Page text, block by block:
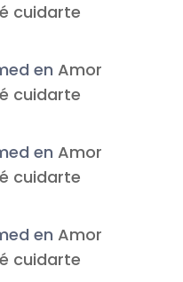
cuidarte
en Amor
cuidarte
en Amor
cuidarte
en Amor
cuidarte